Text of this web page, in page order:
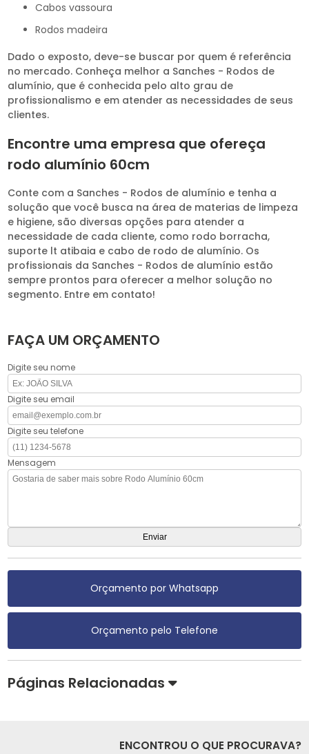
cabos vassoura
rodos madeira
Dado o exposto, deve-se buscar por quem é referência
no mercado. Conheça melhor a Sanches - Rodos de
alumínio, que é conhecida pelo alto grau de
profissionalismo e em atender as necessidades de seus
clientes.
Encontre uma empresa que ofereça
rodo alumínio 60cm
Conte com a Sanches - Rodos de alumínio e tenha a
solução que você busca na área de materias de limpeza
e higiene, são diversas opções para atender a
necessidade de cada cliente, como rodo borracha,
suporte lt atibaia e cabo de rodo de alumínio. Os
profissionais da Sanches - Rodos de alumínio estão
sempre prontos para oferecer a melhor solução no
segmento. Entre em contato!
FAÇA UM ORÇAMENTO
Digite seu nome
Digite seu email
Digite seu telefone
Mensagem
Orçamento por Whatsapp
Orçamento pelo Telefone
Páginas Relacionadas
ENCONTROU O QUE PROCURAVA?